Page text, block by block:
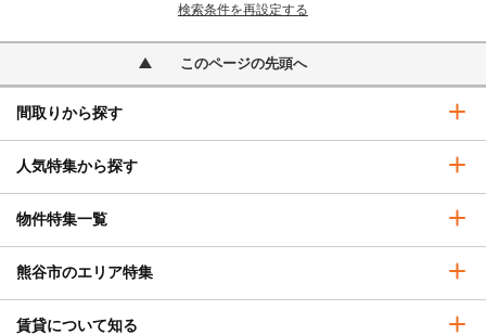
検索条件を再設定する
このページの先頭へ
間取りから探す
人気特集から探す
物件特集一覧
熊谷市のエリア特集
賃貸について知る